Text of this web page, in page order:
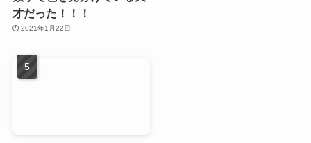
才だった！！！
2021年1月22日